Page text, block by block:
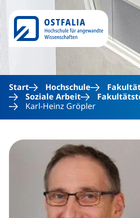
Direkt
Start Hochschule
Soziale Arbeit
Karl-Heinz Gröpler